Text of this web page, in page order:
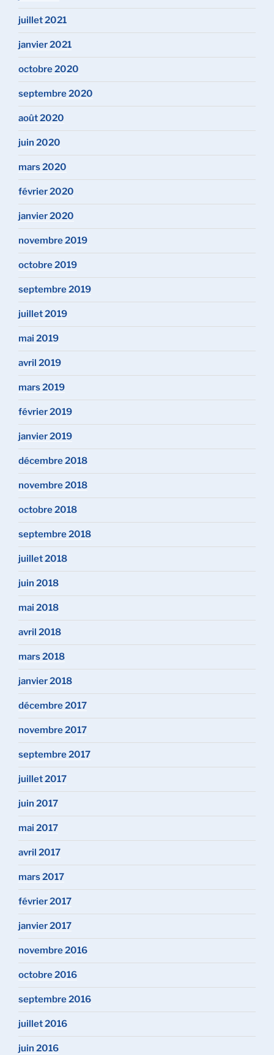
juillet 2021
janvier 2021
octobre 2020
septembre 2020
août 2020
juin 2020
mars 2020
février 2020
janvier 2020
novembre 2019
octobre 2019
septembre 2019
juillet 2019
mai 2019
avril 2019
mars 2019
février 2019
janvier 2019
décembre 2018
novembre 2018
octobre 2018
septembre 2018
juillet 2018
juin 2018
mai 2018
avril 2018
mars 2018
janvier 2018
décembre 2017
novembre 2017
septembre 2017
juillet 2017
juin 2017
mai 2017
avril 2017
mars 2017
février 2017
janvier 2017
novembre 2016
octobre 2016
septembre 2016
juillet 2016
juin 2016